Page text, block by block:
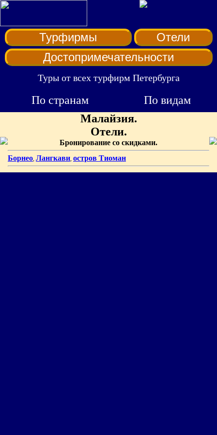
Турфирмы
Отели
Достопримечательности
Туры от всех турфирм Петербурга
По странам
По видам
Малайзия.
Отели.
Бронирование со скидками.
Борнео, Лангкави, остров Тиоман